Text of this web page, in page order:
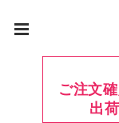
ご注文
出